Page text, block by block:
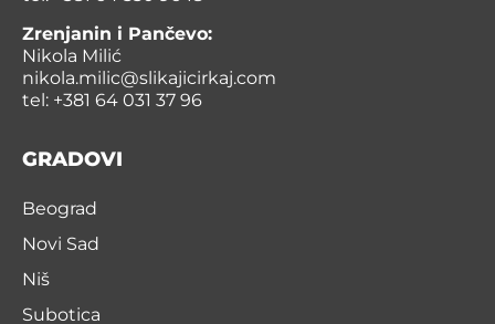
Zrenjanin i Pančevo:
Nikola Milić
nikola.milic@slikajicirkaj.com
tel: +381 64 031 37 96
GRADOVI
Beograd
Novi Sad
Niš
Subotica